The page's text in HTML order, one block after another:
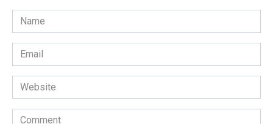
Name
*
Email
*
Website
Comment